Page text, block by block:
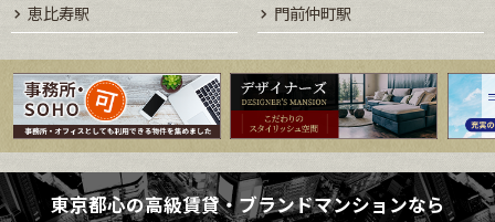
恵比寿駅
門前仲町駅
東京都心の高級賃貸・ブランドマンションなら